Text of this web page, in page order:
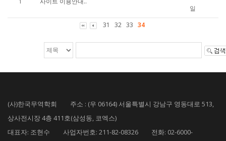
일
31
32 33 34
(사)한국무역학회 주소 : (우 06164) 서울특별시 강남구 영동대로 513,
상사전시장 4층 411호(삼성동, 코엑스)
대표자: 조현수 사업자번호: 211-82-08326 전화: 02-6000-